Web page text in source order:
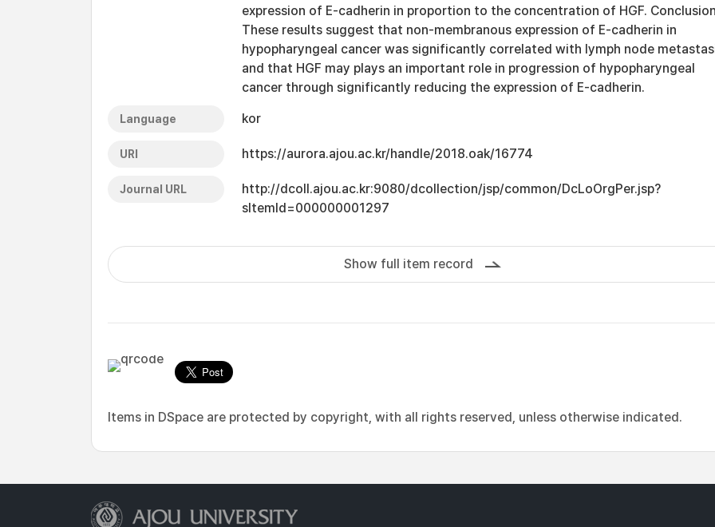
expression of E-cadherin in proportion to the concentration of HGF.
These results suggest that non-membranous expression of E-cadherin in
hypopharyngeal cancer was significantly correlated with lymph node
and that HGF may plays an important role in progression of hypopharyngeal
cancer through significantly reducing the expression of E-cadherin.
Language kor
URI https://aurora.ajou.ac.kr/handle/2018.oak/16774
Journal URL
http://dcoll.ajou.ac.kr:9080/dcollection/jsp/common/DcLoOrgPer.jsp?
sItemId=000000001297
Show full item record
Items in DSpace are protected by copyright, with all rights reserved, unless otherwise indicated.